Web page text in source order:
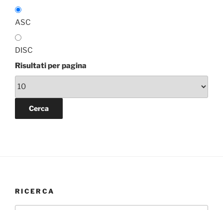
ASC
DISC
Risultati per pagina
RICERCA